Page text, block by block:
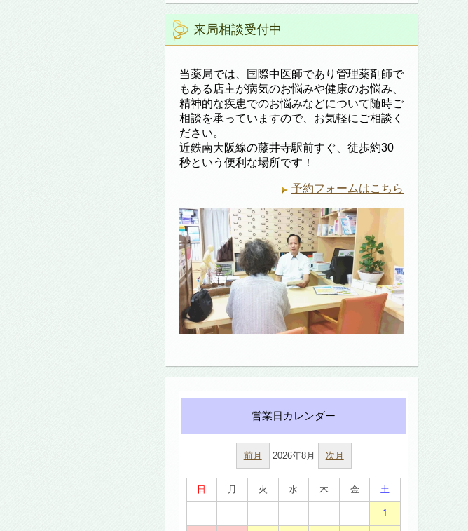
来局相談受付中
当薬局では、国際中医師であり管理薬剤師で
もある店主が病気のお悩みや健康のお悩み、
精神的な疾患でのお悩みなどについて随時ご
相談を承っていますので、お気軽にご相談く
ださい。
近鉄南大阪線の藤井寺駅前すぐ、徒歩約30
秒という便利な場所です！
予約フォームはこちら
前月 2026年8月 次月
日 月 火 水 木 金 土
1